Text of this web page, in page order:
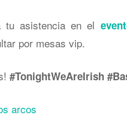
tu asistencia en el
por mesas vip.
#TonightWeAreIrish